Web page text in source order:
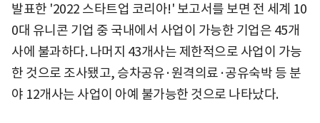
발표한 '2022 스타트업 코리아!' 보고서를 보면 전 세계 10
0대 유니콘 기업 중 국내에서 사업이 가능한 기업은 45개
사에 불과하다. 나머지 43개사는 제한적으로 사업이 가능
한 것으로 조사됐고, 승차공유·원격의료·공유숙박 등 분
야 12개사는 사업이 아예 불가능한 것으로 나타났다.